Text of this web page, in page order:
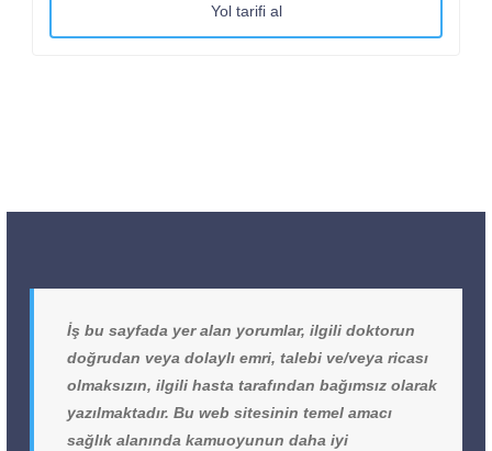
Yol tarifi al
İş bu sayfada yer alan yorumlar, ilgili doktorun
doğrudan veya dolaylı emri, talebi ve/veya ricası
olmaksızın, ilgili hasta tarafından bağımsız olarak
yazılmaktadır. Bu web sitesinin temel amacı
sağlık alanında kamuoyunun daha iyi